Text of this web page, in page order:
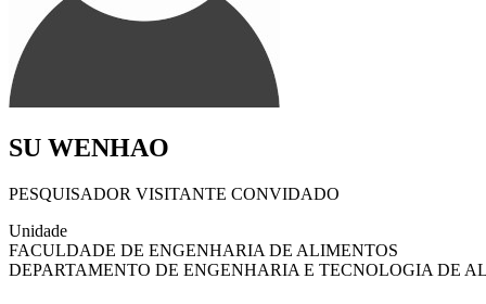
SU WENHAO
PESQUISADOR VISITANTE CONVIDADO
Unidade
FACULDADE DE ENGENHARIA DE ALIMENTOS
DEPARTAMENTO DE ENGENHARIA E TECNOLOGIA DE